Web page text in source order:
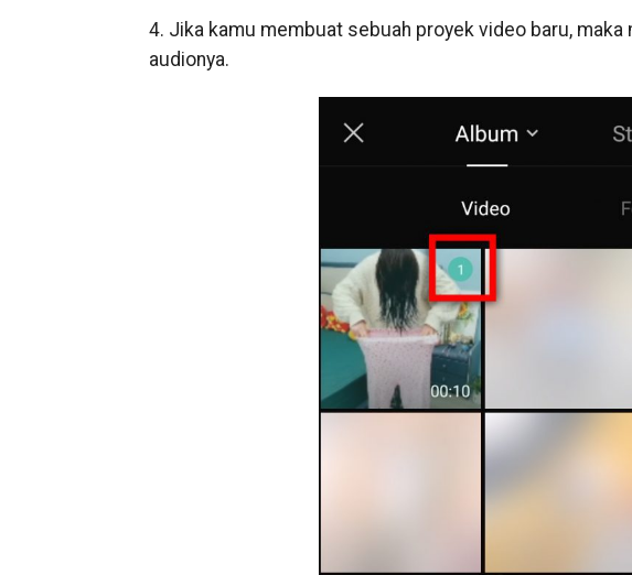
4. Jika kamu membuat sebuah proyek video baru,
audionya.